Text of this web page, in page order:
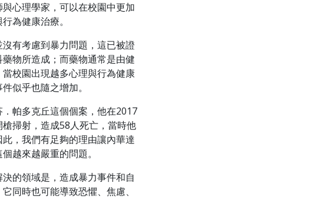
心理學家，可以在校園中更加
為健康治療。
有考慮到暴力問題，這已被證
物所造成；而藥物通常是由健
校園出現越多心理與行為健康
似乎也隨之增加。
帕多克丘這個個案，他在2017
掃射，造成58人死亡，當時他
，我們有足夠的理由讓內華達
越來越嚴重的問題。
的領域是，造成暴力事件和自
同時也可能導致恐懼、焦慮、